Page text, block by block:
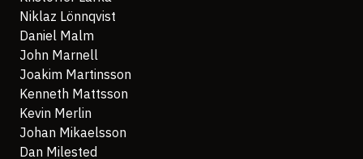
Niklaz Lönnqvist
Daniel Malm
John Marnell
Joakim Martinsson
Kenneth Mattsson
Kevin Merlin
Johan Mikaelsson
Dan Milested